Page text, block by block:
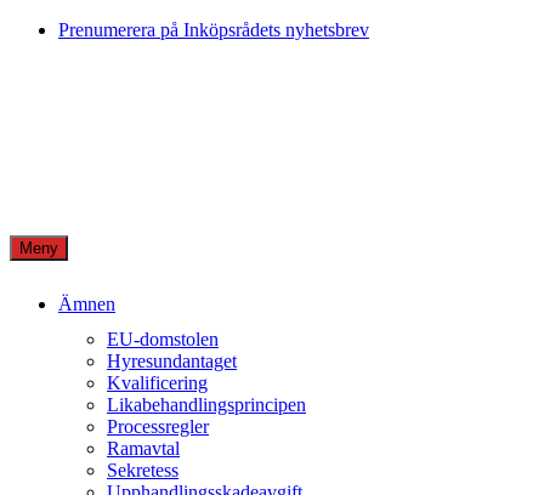
Skip
Prenumerera på Inköpsrådets nyhetsbrev
Meny
Ämnen
EU-domstolen
Hyresundantaget
Kvalificering
Likabehandlingsprincipen
Processregler
Ramavtal
Sekretess